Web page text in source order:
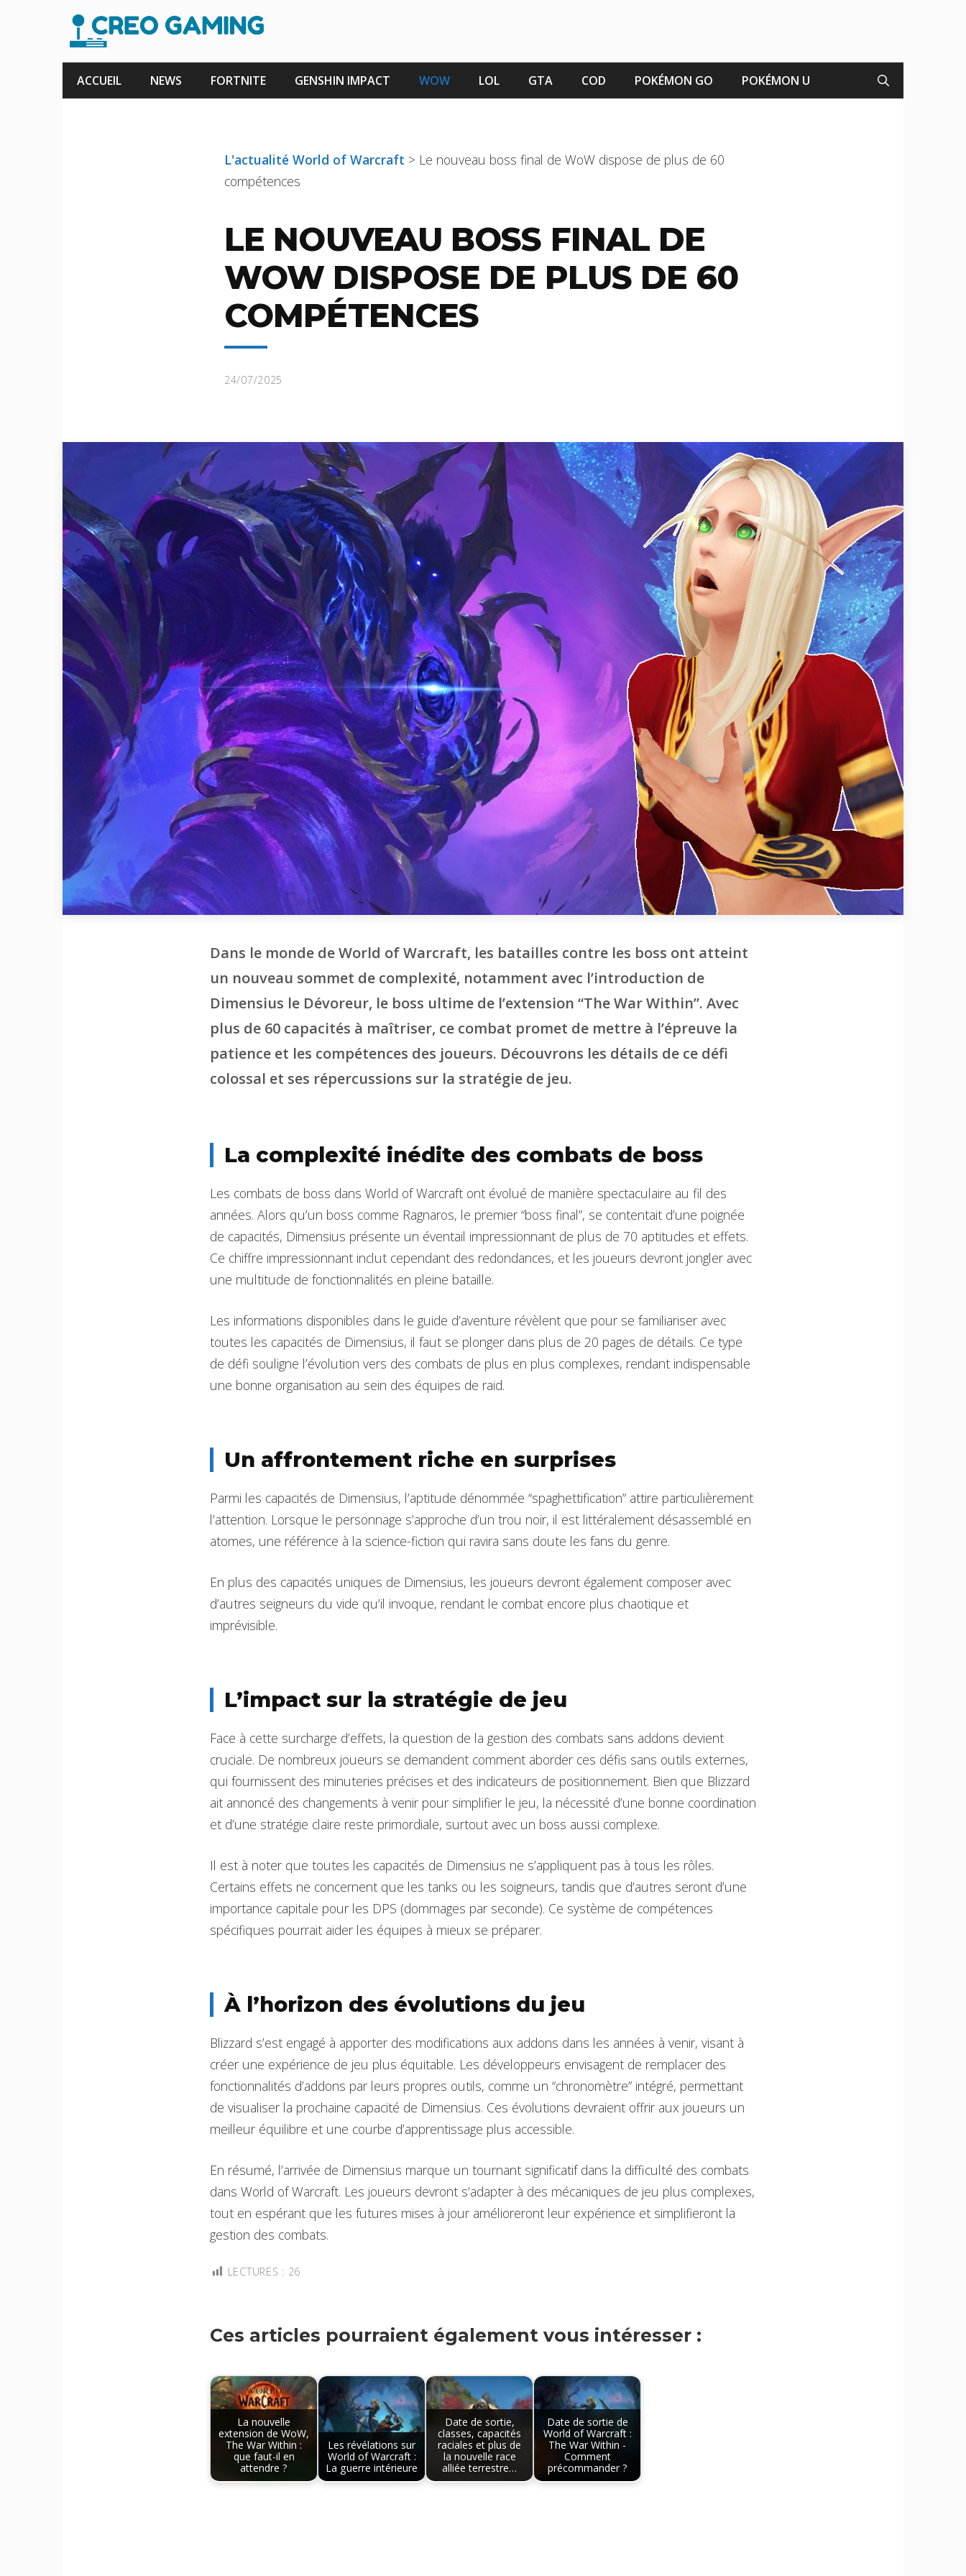
contenu
ACCUEIL NEWS FORTNITE GENSHIN IMPACT WOW LOL GTA COD POKÉMON GO POKÉMON U
L'actualité World of Warcraft > Le nouveau boss final de WoW dispose de plus de 60
compétences
LE NOUVEAU BOSS FINAL DE
WOW DISPOSE DE PLUS DE 60
COMPÉTENCES
24/07/2025
Dans le monde de World of Warcraft, les batailles contre les boss ont atteint
un nouveau sommet de complexité, notamment avec l’introduction de
Dimensius le Dévoreur, le boss ultime de l’extension “The War Within”. Avec
plus de 60 capacités à maîtriser, ce combat promet de mettre à l’épreuve la
patience et les compétences des joueurs. Découvrons les détails de ce défi
colossal et ses répercussions sur la stratégie de jeu.
La complexité inédite des combats de boss
Les combats de boss dans World of Warcraft ont évolué de manière spectaculaire au fil des
années. Alors qu’un boss comme Ragnaros, le premier “boss final”, se contentait d’une poignée
de capacités, Dimensius présente un éventail impressionnant de plus de 70 aptitudes et effets.
Ce chiffre impressionnant inclut cependant des redondances, et les joueurs devront jongler avec
une multitude de fonctionnalités en pleine bataille.
Les informations disponibles dans le guide d’aventure révèlent que pour se familiariser avec
toutes les capacités de Dimensius, il faut se plonger dans plus de 20 pages de détails. Ce type
de défi souligne l’évolution vers des combats de plus en plus complexes, rendant indispensable
une bonne organisation au sein des équipes de raid.
Un affrontement riche en surprises
Parmi les capacités de Dimensius, l’aptitude dénommée “spaghettification” attire particulièrement
l’attention. Lorsque le personnage s’approche d’un trou noir, il est littéralement désassemblé en
atomes, une référence à la science-fiction qui ravira sans doute les fans du genre.
En plus des capacités uniques de Dimensius, les joueurs devront également composer avec
d’autres seigneurs du vide qu’il invoque, rendant le combat encore plus chaotique et
imprévisible.
L’impact sur la stratégie de jeu
Face à cette surcharge d’effets, la question de la gestion des combats sans addons devient
cruciale. De nombreux joueurs se demandent comment aborder ces défis sans outils externes,
qui fournissent des minuteries précises et des indicateurs de positionnement. Bien que Blizzard
ait annoncé des changements à venir pour simplifier le jeu, la nécessité d’une bonne coordination
et d’une stratégie claire reste primordiale, surtout avec un boss aussi complexe.
Il est à noter que toutes les capacités de Dimensius ne s’appliquent pas à tous les rôles.
Certains effets ne concernent que les tanks ou les soigneurs, tandis que d’autres seront d’une
importance capitale pour les DPS (dommages par seconde). Ce système de compétences
spécifiques pourrait aider les équipes à mieux se préparer.
À l’horizon des évolutions du jeu
Blizzard s’est engagé à apporter des modifications aux addons dans les années à venir, visant à
créer une expérience de jeu plus équitable. Les développeurs envisagent de remplacer des
fonctionnalités d’addons par leurs propres outils, comme un “chronomètre” intégré, permettant
de visualiser la prochaine capacité de Dimensius. Ces évolutions devraient offrir aux joueurs un
meilleur équilibre et une courbe d’apprentissage plus accessible.
En résumé, l’arrivée de Dimensius marque un tournant significatif dans la difficulté des combats
dans World of Warcraft. Les joueurs devront s’adapter à des mécaniques de jeu plus complexes,
tout en espérant que les futures mises à jour amélioreront leur expérience et simplifieront la
gestion des combats.
LECTURES : 26
Ces articles pourraient également vous intéresser :
La nouvelle
extension de WoW,
The War Within :
que faut-il en
attendre ?
Les révélations sur
World of Warcraft :
La guerre intérieure
Date de sortie,
classes, capacités
raciales et plus de
la nouvelle race
alliée terrestre…
Date de sortie de
World of Warcraft :
The War Within -
Comment
précommander ?